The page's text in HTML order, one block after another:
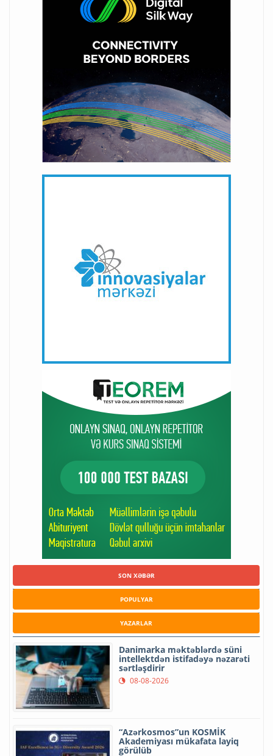
SON XƏBƏR
POPULYAR
YAZARLAR
Danimarka məktəblərdə süni
intellektdən istifadəyə nəzarəti
sərtləşdirir
08-08-2026
“Azərkosmos”un KOSMİK
Akademiyası mükafata layiq
görülüb